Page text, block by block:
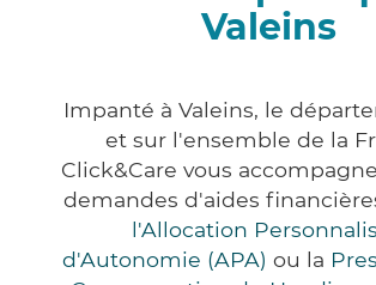
Valeins
Impanté à Valeins, le
et sur l'ensemble de la
Click&Care vous
demandes d'aides
l'Allocation
d'Autonomie (APA) ou la